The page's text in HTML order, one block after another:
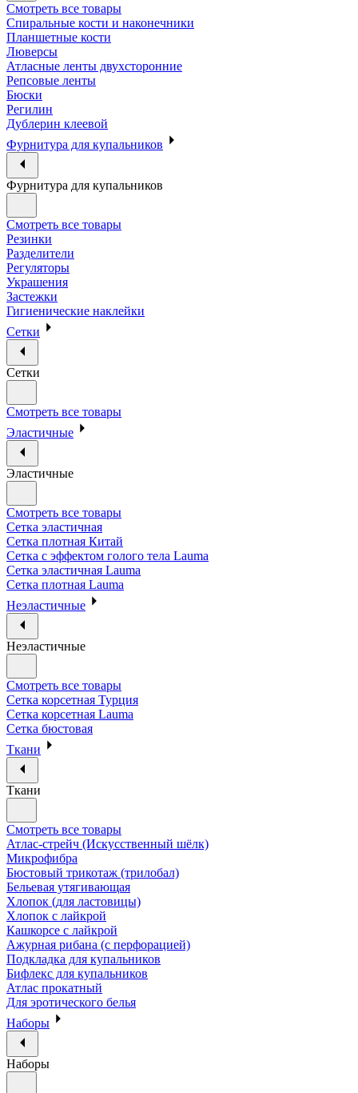
Смотреть все товары
Спиральные кости и наконечники
Планшетные кости
Люверсы
Атласные ленты двухсторонние
Репсовые ленты
Бюски
Регилин
Дублерин клеевой
Фурнитура для купальников
Фурнитура для купальников
Смотреть все товары
Резинки
Разделители
Регуляторы
Украшения
Застежки
Гигиенические наклейки
Сетки
Сетки
Смотреть все товары
Эластичные
Эластичные
Смотреть все товары
Сетка эластичная
Сетка плотная Китай
Сетка с эффектом голого тела Lauma
Сетка эластичная Lauma
Сетка плотная Lauma
Неэластичные
Неэластичные
Смотреть все товары
Сетка корсетная Турция
Сетка корсетная Lauma
Сетка бюстовая
Ткани
Ткани
Смотреть все товары
Атлас-стрейч (Искусственный шёлк)
Микрофибра
Бюстовый трикотаж (трилобал)
Бельевая утягивающая
Хлопок (для ластовицы)
Хлопок с лайкрой
Кашкорсе с лайкрой
Ажурная рибана (с перфорацией)
Подкладка для купальников
Бифлекс для купальников
Атлас прокатный
Для эротического белья
Наборы
Наборы